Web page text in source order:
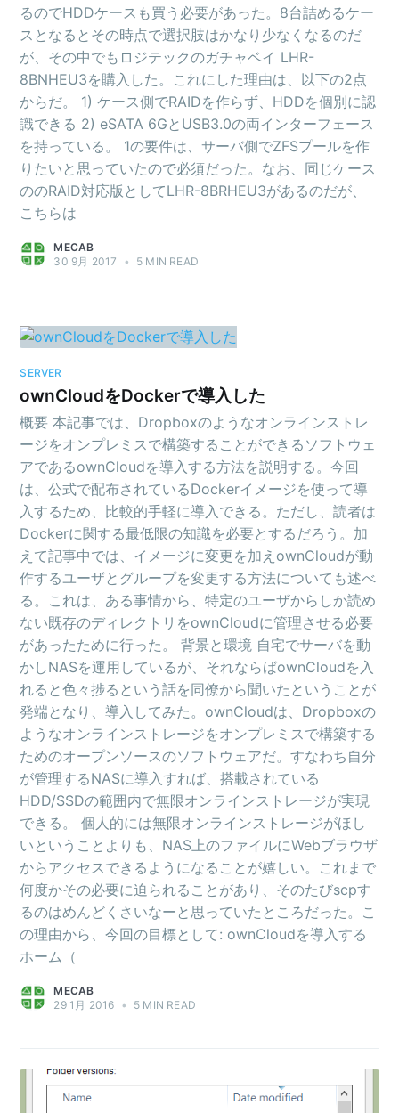
るのでHDDケースも買う必要があった。8台詰めるケー
スとなるとその時点で選択肢はかなり少なくなるのだ
が、その中でもロジテックのガチャベイ LHR-
8BNHEU3を購入した。これにした理由は、以下の2点
からだ。 1) ケース側でRAIDを作らず、HDDを個別に認
識できる 2) eSATA 6GとUSB3.0の両インターフェース
を持っている。 1の要件は、サーバ側でZFSプールを作
りたいと思っていたので必須だった。なお、同じケース
ののRAID対応版としてLHR-8BRHEU3があるのだが、
こちらは
MECAB
30 9月 2017
• 5 MIN READ
SERVER
ownCloudをDockerで導入した
概要 本記事では、Dropboxのようなオンラインストレ
ージをオンプレミスで構築することができるソフトウェ
アであるownCloudを導入する方法を説明する。今回
は、公式で配布されているDockerイメージを使って導
入するため、比較的手軽に導入できる。ただし、読者は
Dockerに関する最低限の知識を必要とするだろう。加
えて記事中では、イメージに変更を加えownCloudが動
作するユーザとグループを変更する方法についても述べ
る。これは、ある事情から、特定のユーザからしか読め
ない既存のディレクトリをownCloudに管理させる必要
があったために行った。 背景と環境 自宅でサーバを動
かしNASを運用しているが、それならばownCloudを入
れると色々捗るという話を同僚から聞いたということが
発端となり、導入してみた。ownCloudは、Dropboxの
ようなオンラインストレージをオンプレミスで構築する
ためのオープンソースのソフトウェアだ。すなわち自分
が管理するNASに導入すれば、搭載されている
HDD/SSDの範囲内で無限オンラインストレージが実現
できる。 個人的には無限オンラインストレージがほし
いということよりも、NAS上のファイルにWebブラウザ
からアクセスできるようになることが嬉しい。これまで
何度かその必要に迫られることがあり、そのたびscpす
るのはめんどくさいなーと思っていたところだった。こ
の理由から、今回の目標として: ownCloudを導入する
ホーム（
MECAB
29 1月 2016 • 5 MIN READ